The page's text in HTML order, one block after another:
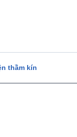
thầm kín